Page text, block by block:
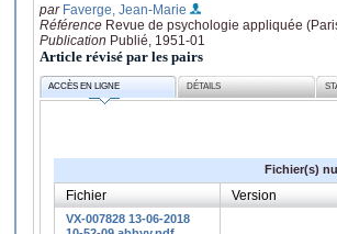
par Faverge, Jean-Marie
Référence Revue de psychologie appliquée
Publication Publié, 1951-01
Article révisé par les pairs
ACCÈS EN LIGNE DÉTAILS
Fichier(s)
Fichier Version
VX-007828 13-06-2018